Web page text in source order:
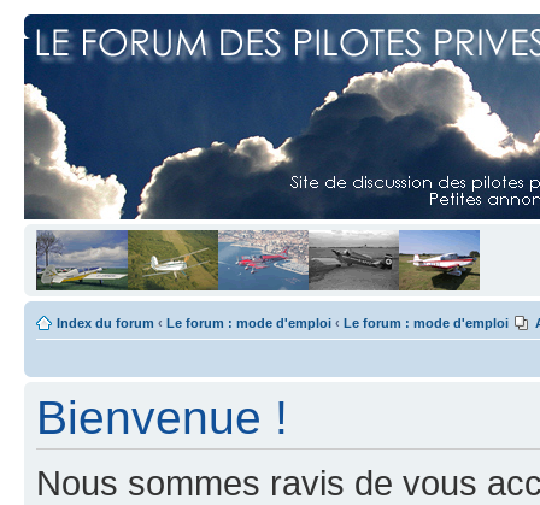
Index du forum ‹ Le forum : mode d'emploi ‹ Le forum : mode d'emploi
Bienvenue !
Nous sommes ravis de vous